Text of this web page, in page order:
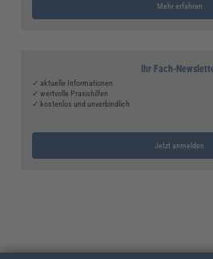
Mehr erfahren
Ihr Fach-
✓ aktuelle Informationen
✓ wertvolle Praxishilfen
✓ kostenlos und unverbindlich
Jetzt anmelden